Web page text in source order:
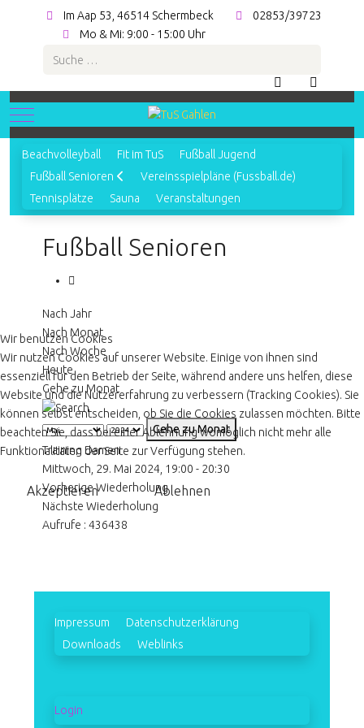
Im Aap 53, 46514 Schermbeck
02853/39723
Mo & Mi: 9:00 - 15:00 Uhr
Suchen
Mobile Menu Toggle
Beachvolleyball Fit im TuS
Fußball Jugend
Fußball Senioren
Vereinsspielpläne (Fussball.de)
Tennisplätze
Sauna Veranstaltungen
Fußball Senioren
Nach Jahr
Nach Monat
Nach Woche
Heute
Gehe zu Monat
Gehe zu Monat
Training Damen
Mittwoch, 29. Mai 2024, 19:00 - 20:30
Vorherige Wiederholung
Nächste Wiederholung
Aufrufe : 436438
Impressum
Datenschutzerklärung
Downloads
Weblinks
Login
Wir benutzen Cookies
Wir nutzen Cookies auf unserer Website. Einige von ihnen sind
essenziell für den Betrieb der Seite, während andere uns helfen, diese
Website und die Nutzererfahrung zu verbessern (Tracking Cookies). Sie
können selbst entscheiden, ob Sie die Cookies zulassen möchten. Bitte
beachten Sie, dass bei einer Ablehnung womöglich nicht mehr alle
Funktionalitäten der Seite zur Verfügung stehen.
Akzeptieren Ablehnen